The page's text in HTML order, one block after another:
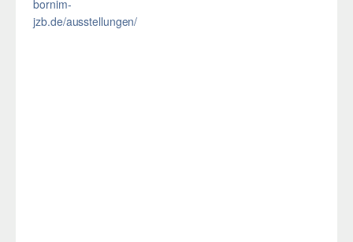
bornim-
jzb.de/ausstellungen/